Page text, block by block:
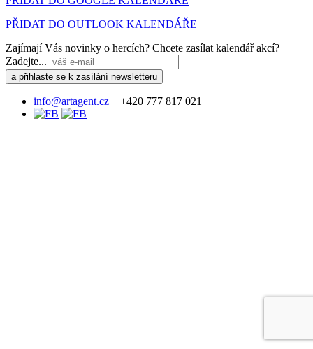
PŘIDAT DO OUTLOOK KALENDÁŘE
Zajímají Vás novinky o hercích? Chcete zasílat kalendář akcí?
Zadejte...
info@artagent.cz +420 777 817 021